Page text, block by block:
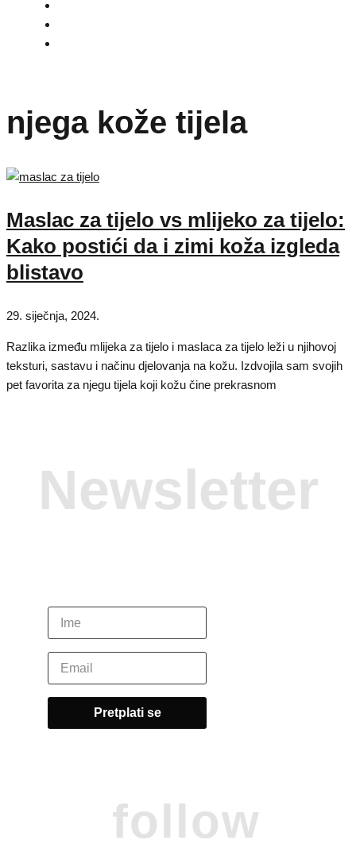
njega kože tijela
Maslac za tijelo vs mlijeko za tijelo:
Kako postići da i zimi koža izgleda
blistavo
29. siječnja, 2024.
Razlika između mlijeka za tijelo i maslaca za tijelo leži u njihovoj
teksturi, sastavu i načinu djelovanja na kožu. Izdvojila sam svojih
pet favorita za njegu tijela koji kožu čine prekrasnom
Newsletter
follow